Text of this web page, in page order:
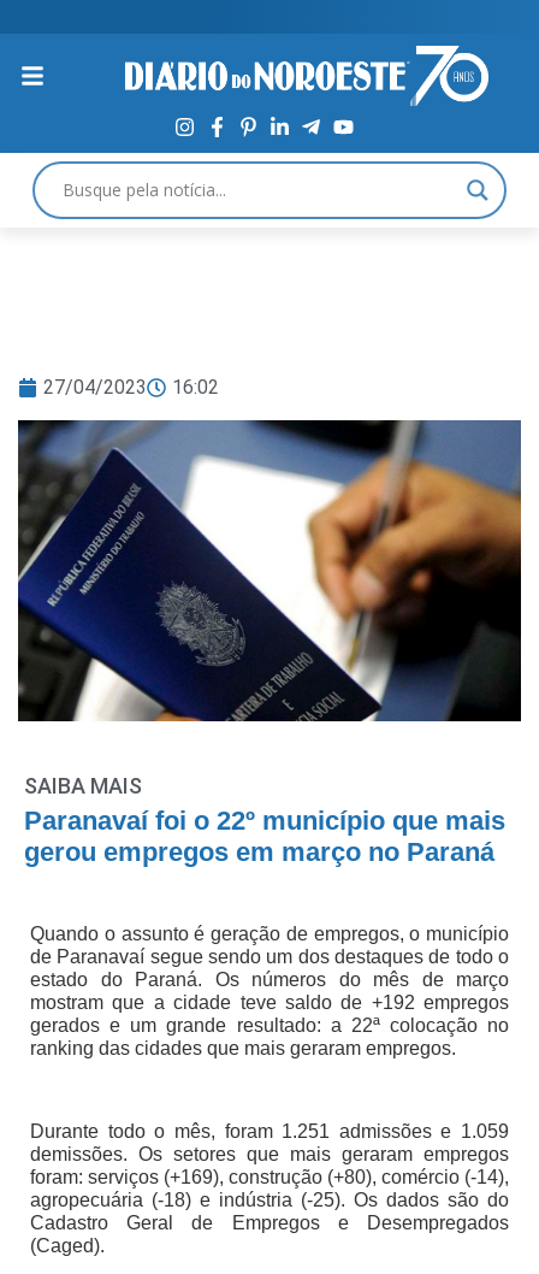
27/04/2023 16:02
SAIBA MAIS
Paranavaí foi o 22º município que mais
gerou empregos em março no Paraná
Quando o assunto é geração de empregos, o município
de Paranavaí segue sendo um dos destaques de todo o
estado do Paraná. Os números do mês de março
mostram que a cidade teve saldo de +192 empregos
gerados e um grande resultado: a 22ª colocação no
ranking das cidades que mais geraram empregos.
Durante todo o mês, foram 1.251 admissões e 1.059
demissões. Os setores que mais geraram empregos
foram: serviços (+169), construção (+80), comércio (-14),
agropecuária (-18) e indústria (-25). Os dados são do
Cadastro Geral de Empregos e Desempregados
(Caged).